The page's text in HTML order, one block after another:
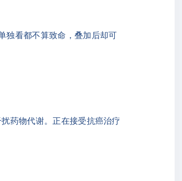
独看都不算致命，叠加后却可
药物代谢。正在接受抗癌治疗